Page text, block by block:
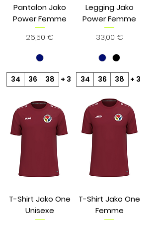
Pantalon Jako
Power Femme
Prix
26,50 €
34 36 38 + 3
Legging Jako
Power Femme
Prix
33,00 €
34 36 38 + 3
T-Shirt Jako One
Unisexe
T-Shirt Jako One
Femme